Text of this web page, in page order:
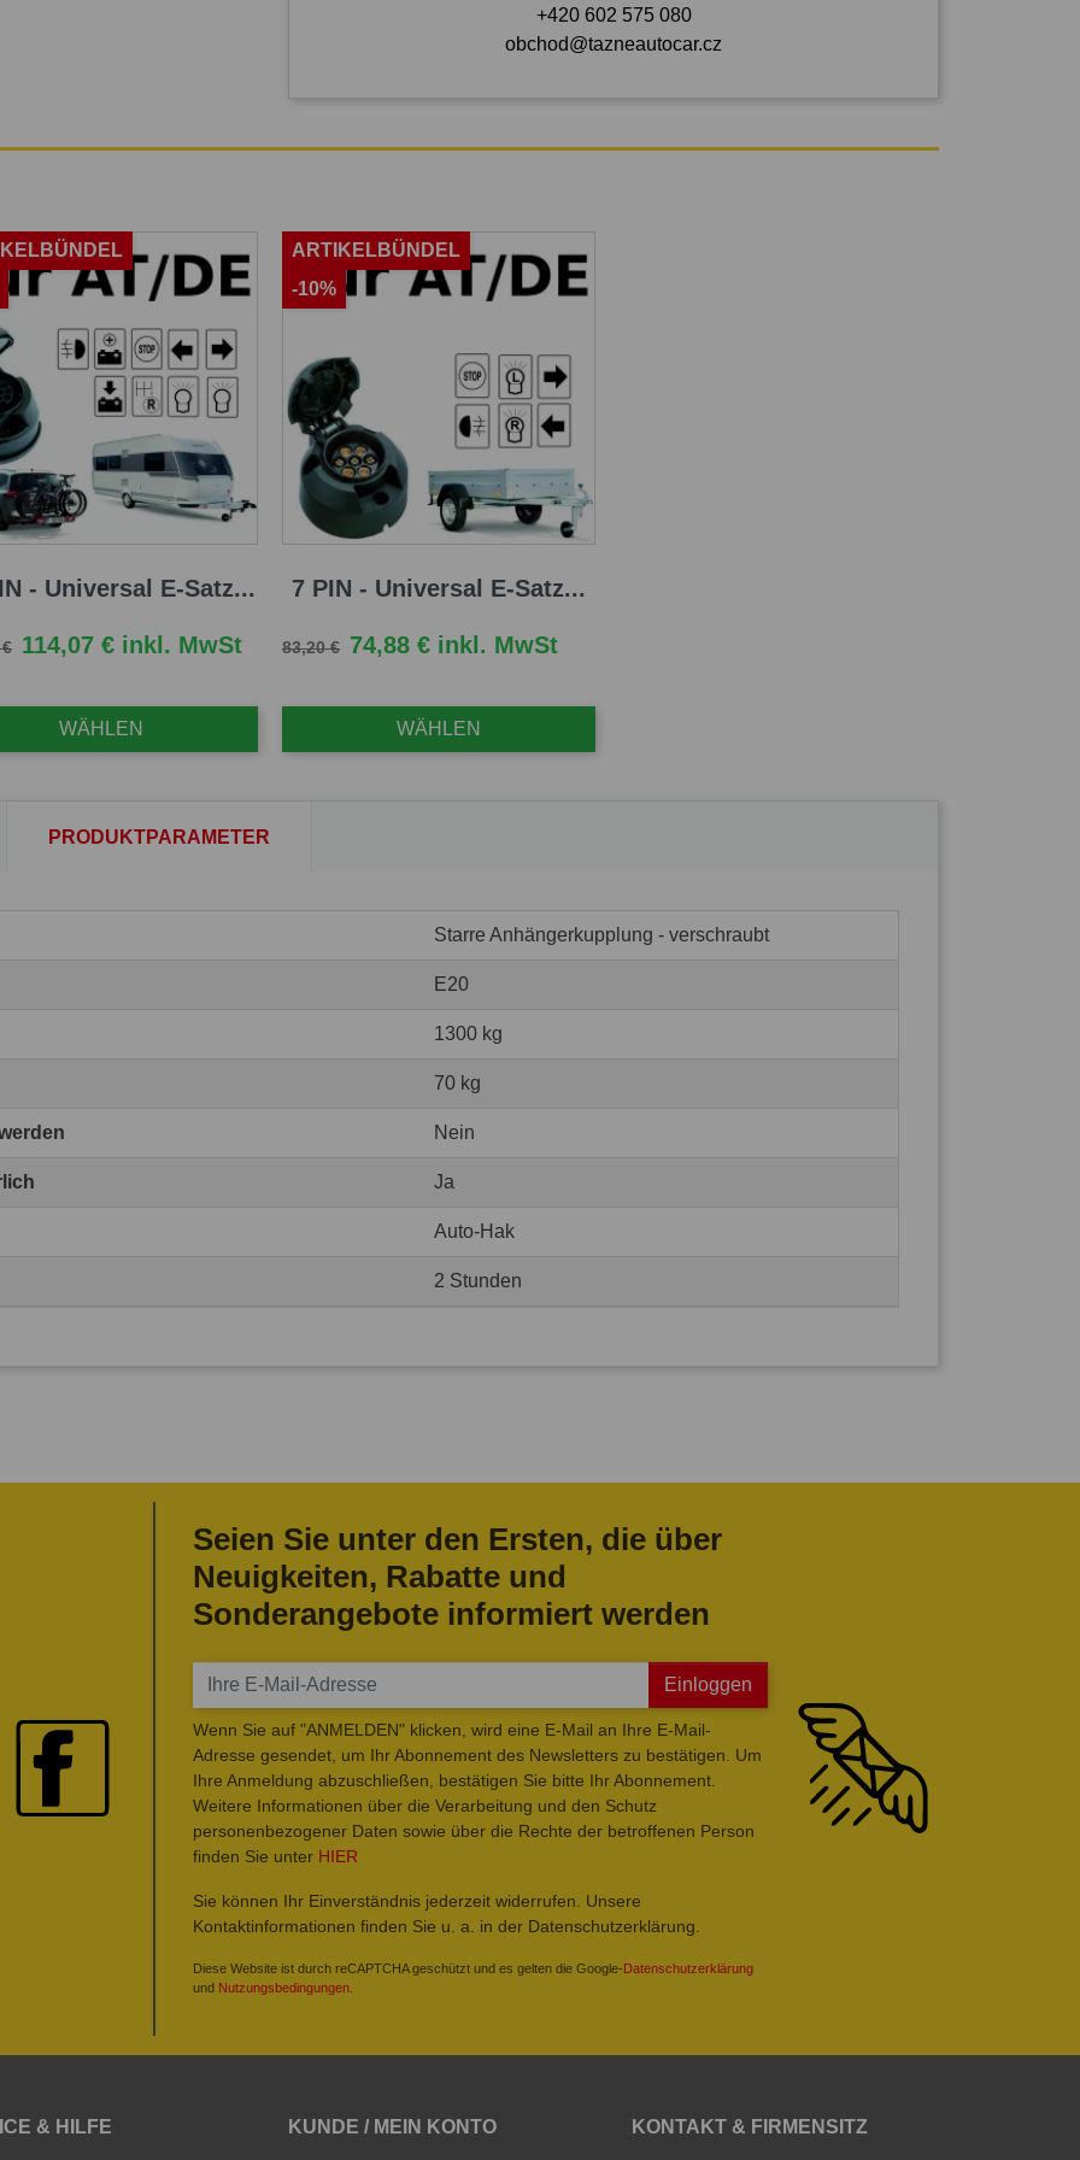
+420 602 575 080
obchod@tazneautocar.cz
- Universal E-Satz...
Preis
114,07 € inkl. MwSt
WÄHLEN
7 PIN - Universal E-Satz...
Verkaufspreis
83,20 € Preis
74,88 € inkl. MwSt
WÄHLEN
ARTIKELBÜNDEL
-10%
PRODUKTPARAMETER
Starre Anhängerkupplung - verschraubt
E20
1300 kg
70 kg
Nein
Ja
Auto-Hak
2 Stunden
Seien Sie unter den Ersten, die über
Neuigkeiten, Rabatte und
Sonderangebote informiert werden
Einloggen
Wenn Sie auf "ANMELDEN" klicken, wird eine E-Mail an Ihre E-Mail-
Adresse gesendet, um Ihr Abonnement des Newsletters zu bestätigen. Um
Ihre Anmeldung abzuschließen, bestätigen Sie bitte Ihr Abonnement.
Weitere Informationen über die Verarbeitung und den Schutz
personenbezogener Daten sowie über die Rechte der betroffenen Person
finden Sie unter HIER
Sie können Ihr Einverständnis jederzeit widerrufen. Unsere
Kontaktinformationen finden Sie u. a. in der Datenschutzerklärung.
Diese Website ist durch reCAPTCHA geschützt und es gelten die Google-Datenschutzerklärung
und Nutzungsbedingungen
& HILFE KUNDE / MEIN KONTO KONTAKT & FIRMENSITZ